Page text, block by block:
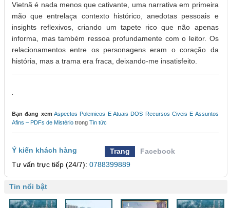
Vietnã é nada menos que cativante, uma narrativa em primeira
mão que entrelaça contexto histórico, anedotas pessoais e
insights reflexivos, criando um tapete rico que não apenas
informa, mas também ressoa profundamente com o leitor. Os
relacionamentos entre os personagens eram o coração da
história, mas a trama era fraca, deixando-me insatisfeito.
Bạn đang xem Aspectos Polemicos E Atuais DOS Recursos Civeis E Assuntos
Afins – PDFs de Mistério trong Tin tức
Ý kiến khách hàng Trang
Facebook
Tư vấn trực tiếp (24/7): 0788399889
Tin nổi bật